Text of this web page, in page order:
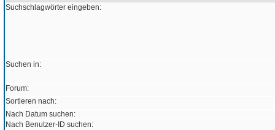
Suchschlagwörter eingeben:
Suchen in:
Forum:
Sortieren nach:
Nach Datum suchen:
Nach Benutzer-ID suchen: